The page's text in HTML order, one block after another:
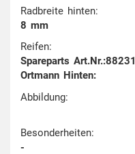
Radbreite hinten:
8 mm
Reifen:
Spareparts Art.Nr.:88231
Ortmann Hinten:
Abbildung:
Besonderheiten:
-